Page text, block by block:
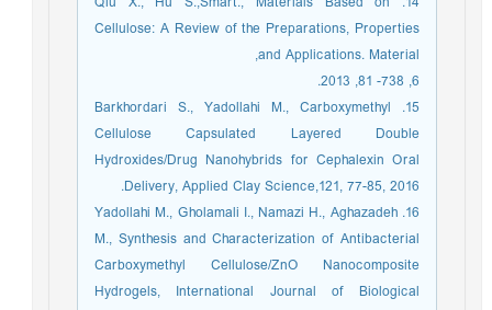
Cellulose: A Review of the Preparations, Properties
and Applications. Material,
6, 738- 81, 2013.
15. Barkhordari S., Yadollahi M., Carboxymethyl
Cellulose Capsulated Layered Double
Hydroxides/Drug Nanohybrids for Cephalexin Oral
Delivery, Applied Clay Science,121, 77-85, 2016.
16. Yadollahi M., Gholamali I., Namazi H., Aghazadeh
M., Synthesis and Characterization of Antibacterial
Carboxymethyl Cellulose/ZnO Nanocomposite
Hydrogels, International Journal of Biological